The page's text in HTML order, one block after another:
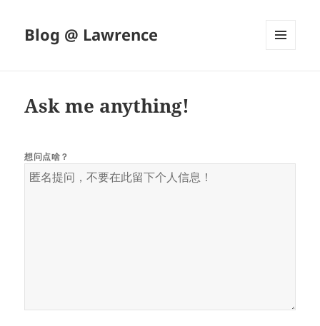
Blog @ Lawrence
Ask me anything!
想问点啥？